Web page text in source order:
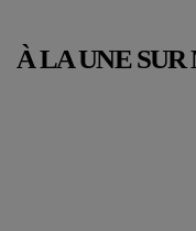
À LA UNE